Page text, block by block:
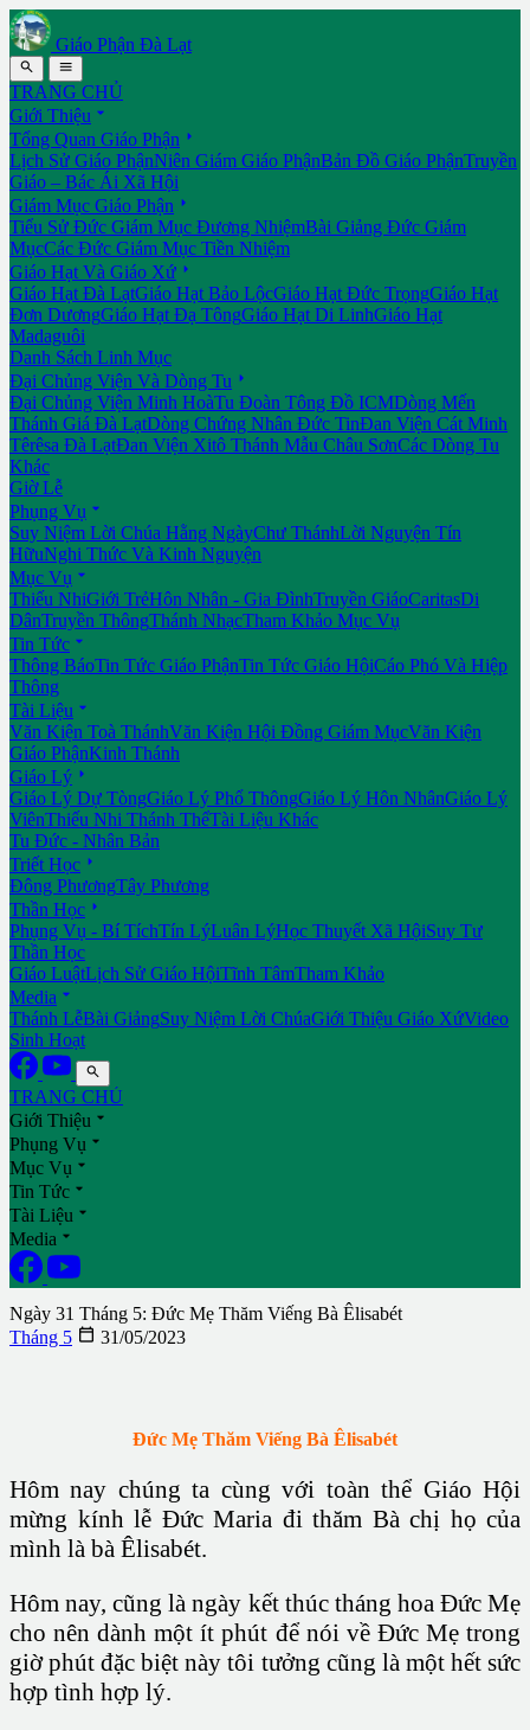
Giáo Phận Đà Lạt
 
TRANG CHỦ
Giới Thiệu 
Tổng Quan Giáo Phận 
Lịch Sử Giáo PhậnNiên Giám Giáo PhậnBản Đồ Giáo PhậnTruyền
Giáo – Bác Ái Xã Hội
Giám Mục Giáo Phận 
Tiểu Sử Đức Giám Mục Đương NhiệmBài Giảng Đức Giám
MụcCác Đức Giám Mục Tiền Nhiệm
Giáo Hạt Và Giáo Xứ 
Giáo Hạt Đà LạtGiáo Hạt Bảo LộcGiáo Hạt Đức TrọngGiáo Hạt
Đơn DươngGiáo Hạt Đạ TôngGiáo Hạt Di LinhGiáo Hạt
Madaguôi
Danh Sách Linh Mục
Đại Chủng Viện Và Dòng Tu 
Đại Chủng Viện Minh HoàTu Đoàn Tông Đồ ICMDòng Mến
Thánh Giá Đà LạtDòng Chứng Nhân Đức TinĐan Viện Cát Minh
Têrêsa Đà LạtĐan Viện Xitô Thánh Mẫu Châu SơnCác Dòng Tu
Khác
Giờ Lễ
Phụng Vụ 
Suy Niệm Lời Chúa Hằng NgàyChư ThánhLời Nguyện Tín
HữuNghi Thức Và Kinh Nguyện
Mục Vụ 
Thiếu NhiGiới TrẻHôn Nhân - Gia ĐìnhTruyền GiáoCaritasDi
DânTruyền ThôngThánh NhạcTham Khảo Mục Vụ
Tin Tức 
Thông BáoTin Tức Giáo PhậnTin Tức Giáo HộiCáo Phó Và Hiệp
Thông
Tài Liệu 
Văn Kiện Toà ThánhVăn Kiện Hội Đồng Giám MụcVăn Kiện
Giáo PhậnKinh Thánh
Giáo Lý 
Giáo Lý Dự TòngGiáo Lý Phổ ThôngGiáo Lý Hôn NhânGiáo Lý
ViênThiếu Nhi Thánh ThểTài Liệu Khác
Tu Đức - Nhân Bản
Triết Học 
Đông PhươngTây Phương
Thần Học 
Phụng Vụ - Bí TíchTín LýLuân LýHọc Thuyết Xã HộiSuy Tư
Thần Học
Giáo LuậtLịch Sử Giáo HộiTĩnh TâmTham Khảo
Media 
Thánh LễBài GiảngSuy Niệm Lời ChúaGiới Thiệu Giáo XứVideo
Sinh Hoạt

TRANG CHỦ
Giới Thiệu 
Phụng Vụ 
Mục Vụ 
Tin Tức 
Tài Liệu 
Media 
Ngày 31 Tháng 5: Đức Mẹ Thăm Viếng Bà Êlisabét
Tháng 5  31/05/2023
Đức Mẹ Thăm Viếng Bà Êlisabét
Hôm nay chúng ta cùng với toàn thể Giáo Hội
mừng kính lễ Đức Maria đi thăm Bà chị họ của
mình là bà Êlisabét.
Hôm nay, cũng là ngày kết thúc tháng hoa Đức Mẹ
cho nên dành một ít phút để nói về Đức Mẹ trong
giờ phút đặc biệt này tôi tưởng cũng là một hết sức
hợp tình hợp lý.